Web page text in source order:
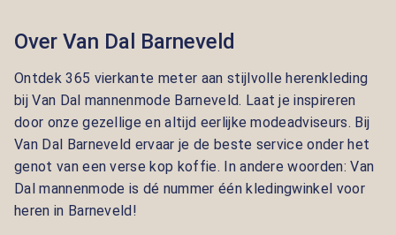
Over Van Dal Barneveld
Ontdek 365 vierkante meter aan stijlvolle herenkleding
bij Van Dal mannenmode Barneveld. Laat je inspireren
door onze gezellige en altijd eerlijke modeadviseurs. Bij
Van Dal Barneveld ervaar je de beste service onder het
genot van een verse kop koffie. In andere woorden: Van
Dal mannenmode is dé nummer één kledingwinkel voor
heren in Barneveld!